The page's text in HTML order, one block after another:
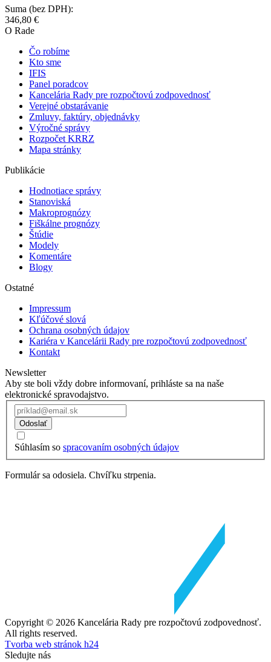
Suma (bez DPH):
346,80 €
O Rade
Čo robíme
Kto sme
IFIS
Panel poradcov
Kancelária Rady pre rozpočtovú zodpovednosť
Verejné obstarávanie
Zmluvy, faktúry, objednávky
Výročné správy
Rozpočet KRRZ
Mapa stránky
Publikácie
Hodnotiace správy
Stanoviská
Makroprognózy
Fiškálne prognózy
Štúdie
Modely
Komentáre
Blogy
Ostatné
Impressum
Kľúčové slová
Ochrana osobných údajov
Kariéra v Kancelárii Rady pre rozpočtovú zodpovednosť
Kontakt
Newsletter
Aby ste boli vždy dobre informovaní, prihláste sa na naše
elektronické spravodajstvo.
Odoslať
Súhlasím so spracovaním osobných údajov
Formulár sa odosiela. Chvíľku strpenia.
Copyright © 2026 Kancelária Rady pre rozpočtovú zodpovednosť.
All rights reserved.
Tvorba web stránok h24
Sledujte nás